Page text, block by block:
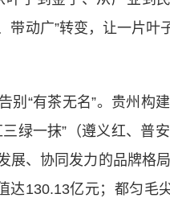
带动广”转变，让一片
有茶无名”。贵州构建
绿一抹”（遵义红、普
展、协同发力的品牌格
达130.13亿元；都匀